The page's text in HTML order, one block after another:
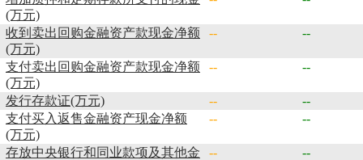
(万元)
收到卖出回购金融资产款现金净额
(万元)
-- --
支付卖出回购金融资产款现金净额
(万元)
-- --
发行存款证(万元) --
--
支付买入返售金融资产现金净额
(万元)
-- --
存放中央银行和同业款项及其他金
-- --